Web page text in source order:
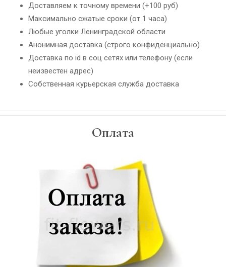
Доставляем к точному времени (+100 руб)
Максимально сжатые сроки (от 1 часа)
Любые уголки Ленинградской области
Анонимная доставка (строго конфиденциально)
Доставка по id в соц сетях или телефону (если
неизвестен адрес)
Собственная курьерская служба доставка
Оплата